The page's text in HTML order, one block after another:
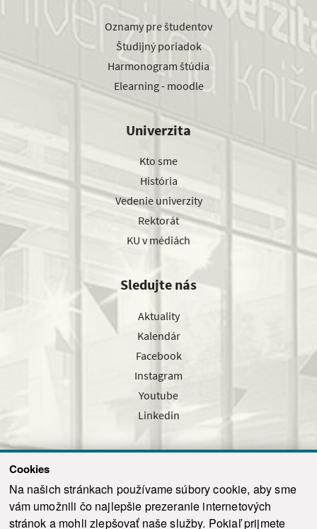
Cookies
Na našich stránkach používame súbory cookie, aby sme
vám umožnili čo najlepšie prezeranie internetových
stránok a mohli zlepšovať naše služby. Pokiaľ prijmete
Oznamy pre študentov
Študijný poriadok
Harmonogram štúdia
Elearning - moodle
Univerzita
Kto sme
História
Vedenie univerzity
Rektorát
KU v médiách
Sledujte nás
Aktuality
Kalendár
Facebook
Instagram
Youtube
Linkedin